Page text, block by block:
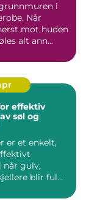
i
Når
mot huden
alt ann...
effektiv
søl og
er et enkelt,
når gulv,
blir ful...